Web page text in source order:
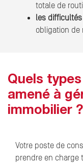
totale de
les difficultés
obligation de
Quels
amené à
immobilier ?
Votre poste de
prendre en charge